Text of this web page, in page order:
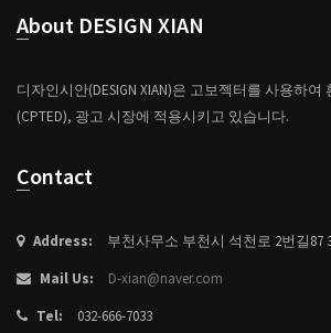
About DESIGN XIAN
디자인시안(DESIGN XIAN)은 고보젝터를 사용하여
(CPTED), 광고 시장에 적용시키고 있습니다.
Contact
Address:
부천사무소 부천시 석천로 2번길87
Mail Us:
D-xian@naver.com
Tel:
032-666-7033